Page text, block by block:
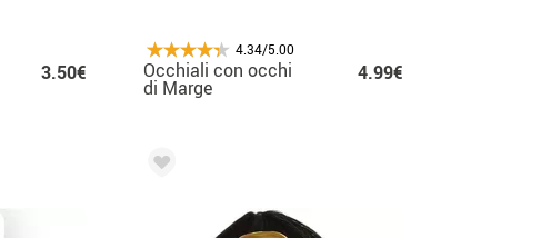
3.50€
4.34/5.00
Occhiali con occhi
di Marge
4.99€